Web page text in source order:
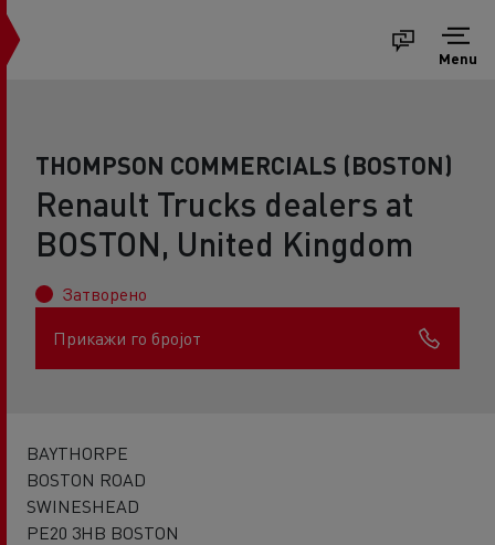
Menu
THOMPSON COMMERCIALS (BOSTON)
Renault Trucks dealers at
BOSTON, United Kingdom
Затворено
Прикажи го бројот
BAYTHORPE
BOSTON ROAD
SWINESHEAD
PE20 3HB BOSTON